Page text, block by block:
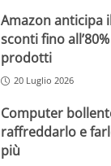
Amazon anticipa
sconti fino
prodotti
20 Luglio 2026
Computer
raffreddarlo e
più